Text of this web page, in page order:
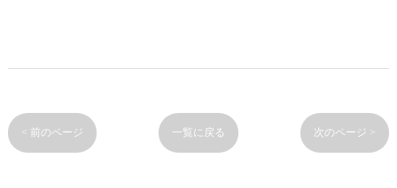
< 前のページ 一覧に戻る 次のページ >